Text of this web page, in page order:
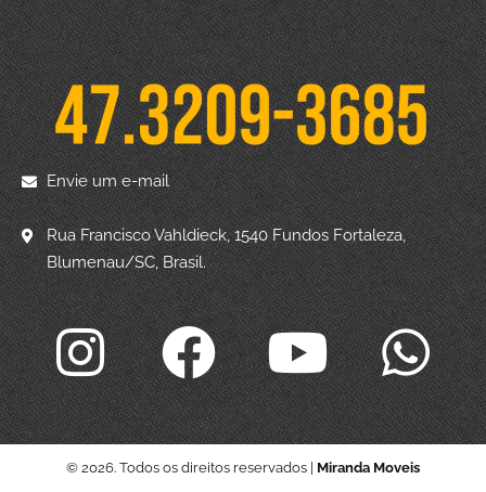
Envie um e-mail
Rua Francisco Vahldieck, 1540 Fundos Fortaleza,
Blumenau/SC, Brasil.
© 2026. Todos os direitos reservados | Miranda Moveis